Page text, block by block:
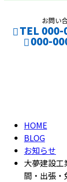
お問い
TEL
000-
HOME
BLOG
お知らせ
大夢建設
間・出張